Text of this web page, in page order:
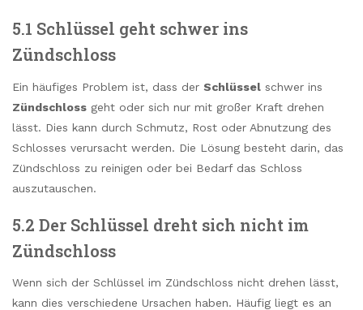
5.1 Schlüssel geht schwer ins
Zündschloss
Ein häufiges Problem ist, dass der Schlüssel schwer ins
Zündschloss geht oder sich nur mit großer Kraft drehen
lässt. Dies kann durch Schmutz, Rost oder Abnutzung des
Schlosses verursacht werden. Die Lösung besteht darin, das
Zündschloss zu reinigen oder bei Bedarf das Schloss
auszutauschen.
5.2 Der Schlüssel dreht sich nicht im
Zündschloss
Wenn sich der Schlüssel im Zündschloss nicht drehen lässt,
kann dies verschiedene Ursachen haben. Häufig liegt es an